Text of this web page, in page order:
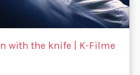
with the knife | K-Filme